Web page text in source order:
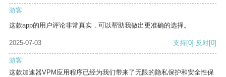
游客
这款app的用户评论非常真实，可以帮助我做出更准确的选择。
2025-07-03 支持[0] 反对[0]
游客
这款加速器VPM应用程序已经为我们带来了无限的隐私保护和安全性保